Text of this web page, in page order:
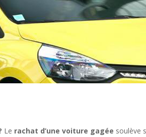
Le rachat d’une voiture gagée soulève